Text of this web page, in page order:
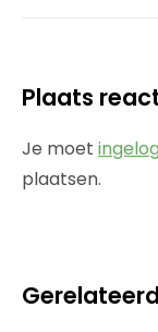
Plaats
Je moet
plaatsen.